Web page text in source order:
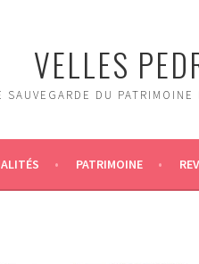
VELLES
SAUVEGARDE DU
PATRIMOINE